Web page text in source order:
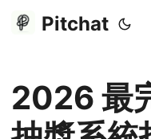
Pitchat
2026 最